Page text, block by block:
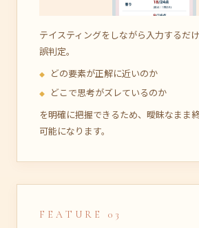
テイスティングをしながら入力するだ
誤判定。
どの要素が正解に近いのか
どこで思考がズレているのか
を明確に把握できるため、曖昧なまま
可能になります。
FEATURE 03